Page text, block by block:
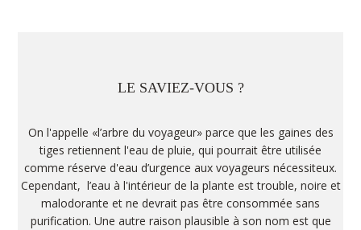
LE SAVIEZ-VOUS ?
On l'appelle «l’arbre du voyageur» parce que les gaines des
tiges retiennent l'eau de pluie, qui pourrait être utilisée
comme réserve d'eau d’urgence aux voyageurs nécessiteux.
Cependant, l’eau à l'intérieur de la plante est trouble, noire et
malodorante et ne devrait pas être consommée sans
purification. Une autre raison plausible à son nom est que